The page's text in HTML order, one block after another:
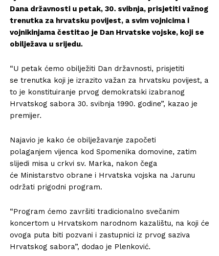
Dana državnosti u petak, 30. svibnja, prisjetiti važnog
trenutka za hrvatsku povijest, a svim vojnicima i
vojnikinjama čestitao je Dan Hrvatske vojske, koji se
obilježava u srijedu.
“U petak ćemo obilježiti Dan državnosti, prisjetiti
se trenutka koji je izrazito važan za hrvatsku povijest, a
to je konstituiranje prvog demokratski izabranog
Hrvatskog sabora 30. svibnja 1990. godine”, kazao je
premijer.
Najavio je kako će obilježavanje započeti
polaganjem vijenca kod Spomenika domovine, zatim
slijedi misa u crkvi sv. Marka, nakon čega
će Ministarstvo obrane i Hrvatska vojska na Jarunu
održati prigodni program.
“Program ćemo završiti tradicionalno svečanim
koncertom u Hrvatskom narodnom kazalištu, na koji će
ovoga puta biti pozvani i zastupnici iz prvog saziva
Hrvatskog sabora”, dodao je Plenković.